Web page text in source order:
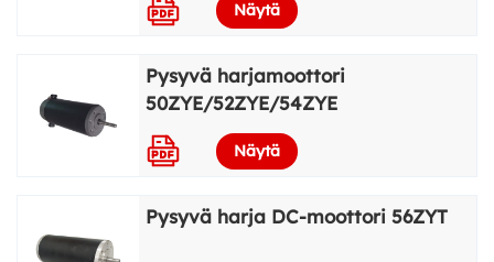
Näytä
Pysyvä harjamoottori
50ZYE/52ZYE/54ZYE
Näytä
Pysyvä harja DC-moottori 56ZYT